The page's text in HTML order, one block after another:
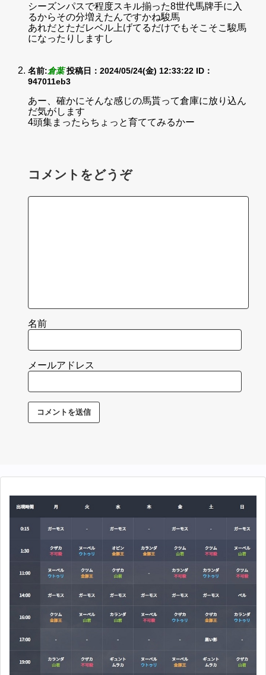
シーズンパスで程度スキル揃った8世代馬牌手に入
るからその分増えたんですかね駿馬
あれだとただレベル上げてるだけでもそこそこ駿馬
になったりしますし
名前:倉葉 投稿日：2024/05/24(金) 12:33:22 ID：
947011eb3
あー、確かにそんな感じの馬貰って倉庫に放り込ん
だ気がします
4頭集まったらちょっと育ててみるかー
コメントをどうぞ
名前
メールアドレス